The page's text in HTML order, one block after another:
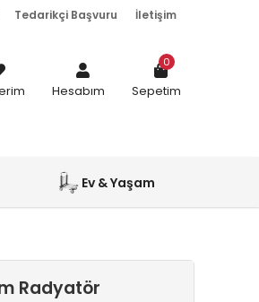
Tedarikçi Başvuru İletişim
Hesabım Sepetim
0
Ev & Yaşam
Radyatör